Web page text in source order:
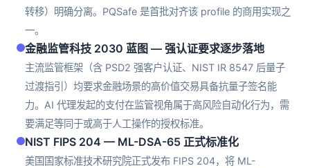
转移）明确分离。PQSafe 是首批对齐该 profile 的商用实现之
一。
金融监管科技 2030 蓝图 — 强认证要求逐步落地
主流监管框架（含 PSD2 强客户认证、NIST IR 8547 后量子
过渡指引）均要求金融场景的高价值交易具备抗量子签名能
力。AI 代理发起的支付在监管视角属于高风险自动化行为，需
要满足等同于或高于人工操作的授权标准。
NIST FIPS 204 — ML-DSA-65 正式标准化
美国国家标准技术研究院正式发布 FIPS 204，将 ML-